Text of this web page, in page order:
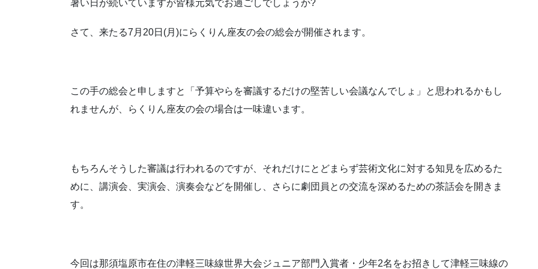
暑い日が続いていますが皆様元気でお過ごしでしょうか?
さて、来たる7月20日(月)にらくりん座友の会の総会が開催されます。
この手の総会と申しますと「予算やらを審議するだけの堅苦しい会議なんでしょ」と思われるかもし
れませんが、らくりん座友の会の場合は一味違います。
もちろんそうした審議は行われるのですが、それだけにとどまらず芸術文化に対する知見を広めるた
めに、講演会、実演会、演奏会などを開催し、さらに劇団員との交流を深めるための茶話会を開きま
す。
今回は那須塩原市在住の津軽三味線世界大会ジュニア部門入賞者・少年2名をお招きして津軽三味線の